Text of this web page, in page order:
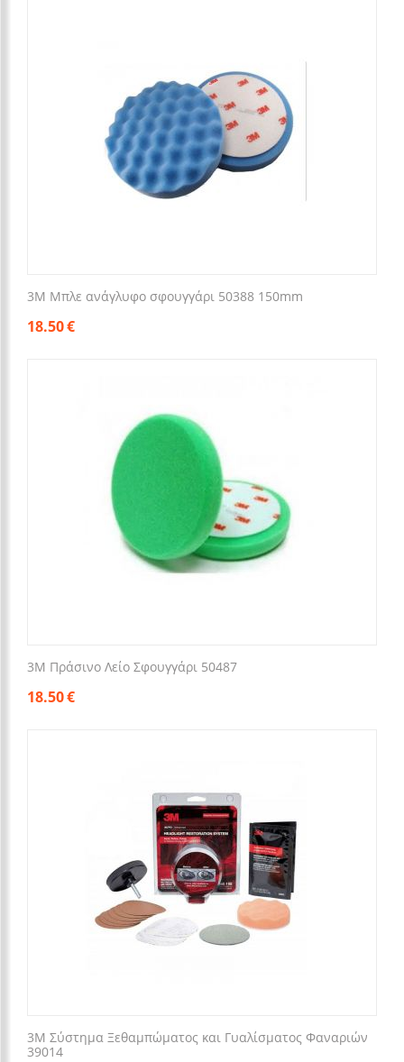
3M Μπλε ανάγλυφο σφουγγάρι 50388 150mm
18.50€
3M Πράσινο Λείο Σφουγγάρι 50487
18.50€
3M Σύστημα Ξεθαμπώματος και Γυαλίσματος Φαναριών
39014